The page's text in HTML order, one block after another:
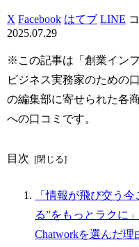
X Facebook はてブ LINE
2025.07.29
※この記事は「創業イン
ビジネス実務家のための
の編集部に寄せられた各
への口コミです。
目次
「情報が飛び交う今
る”をもっとラクに
Chatworkを選んだ理